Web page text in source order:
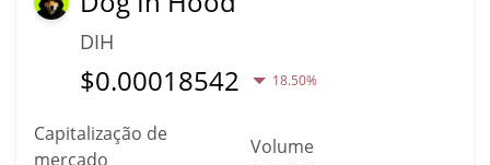
DIH
$0.00018542 18.50%
Capitalização de
mercado
Volume